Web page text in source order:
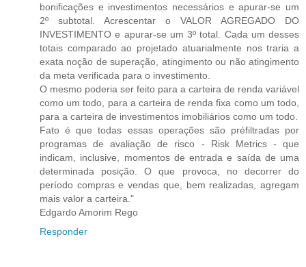
bonificações e investimentos necessários e apurar-se um
2º subtotal. Acrescentar o VALOR AGREGADO DO
INVESTIMENTO e apurar-se um 3º total. Cada um desses
totais comparado ao projetado atuarialmente nos traria a
exata noção de superação, atingimento ou não atingimento
da meta verificada para o investimento.
O mesmo poderia ser feito para a carteira de renda variável
como um todo, para a carteira de renda fixa como um todo,
para a carteira de investimentos imobiliários como um todo.
Fato é que todas essas operações são préfiltradas por
programas de avaliação de risco - Risk Metrics - que
indicam, inclusive, momentos de entrada e saída de uma
determinada posição. O que provoca, no decorrer do
período compras e vendas que, bem realizadas, agregam
mais valor a carteira."
Edgardo Amorim Rego
Responder